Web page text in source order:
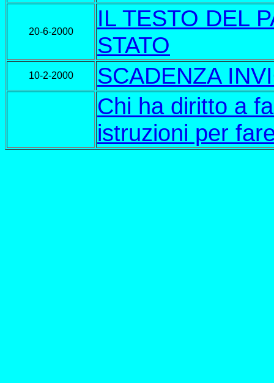
20-6-2000
IL TESTO DEL
STATO
10-2-2000
SCADENZA
Chi ha diritto a
istruzioni per